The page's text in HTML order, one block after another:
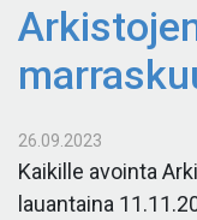
26.09.2023
Kaikille avointa
lauantaina